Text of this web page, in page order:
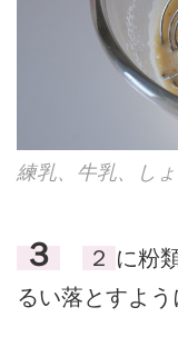
練乳、牛乳、し
３ ２ に粉
るい落とすよう